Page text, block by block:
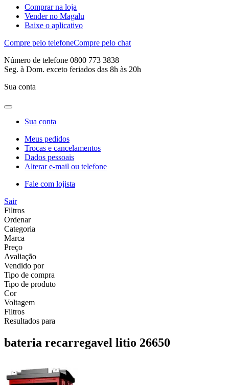
Comprar na loja
Vender no Magalu
Baixe o aplicativo
Compre pelo telefoneCompre pelo chat
Número de telefone 0800 773 3838
Seg. à Dom. exceto feriados das 8h às 20h
Sua conta
Sua conta
Meus pedidos
Trocas e cancelamentos
Dados pessoais
Alterar e-mail ou telefone
Fale com lojista
Sair
Filtros
Ordenar
Categoria
Marca
Preço
Avaliação
Vendido por
Tipo de compra
Tipo de produto
Cor
Voltagem
Filtros
Resultados para
bateria recarregavel litio 26650